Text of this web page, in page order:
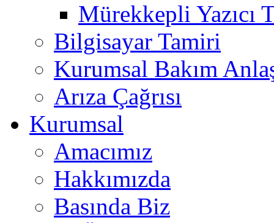
Mürekkepli Yazıcı
Bilgisayar Tamiri
Kurumsal Bakım
Arıza Çağrısı
Kurumsal
Amacımız
Hakkımızda
Basında Biz